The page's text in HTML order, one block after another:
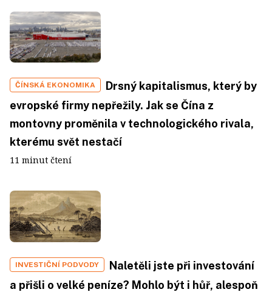
ČÍNSKÁ EKONOMIKA
Drsný kapitalismus, který by
evropské firmy nepřežily. Jak se Čína z
montovny proměnila v technologického rivala,
kterému svět nestačí
11 minut čtení
INVESTIČNÍ PODVODY
Naletěli jste při investování
a přišli o velké peníze? Mohlo být i hůř, alespoň